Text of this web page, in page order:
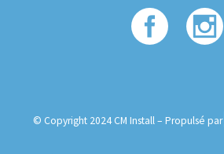
© Copyright 2024 CM Install – Propulsé par